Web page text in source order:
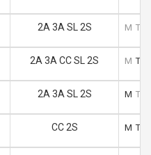
2A 3A SL 2S M T
2A 3A CC SL 2S M T
2A 3A SL 2S M T
CC 2S M T